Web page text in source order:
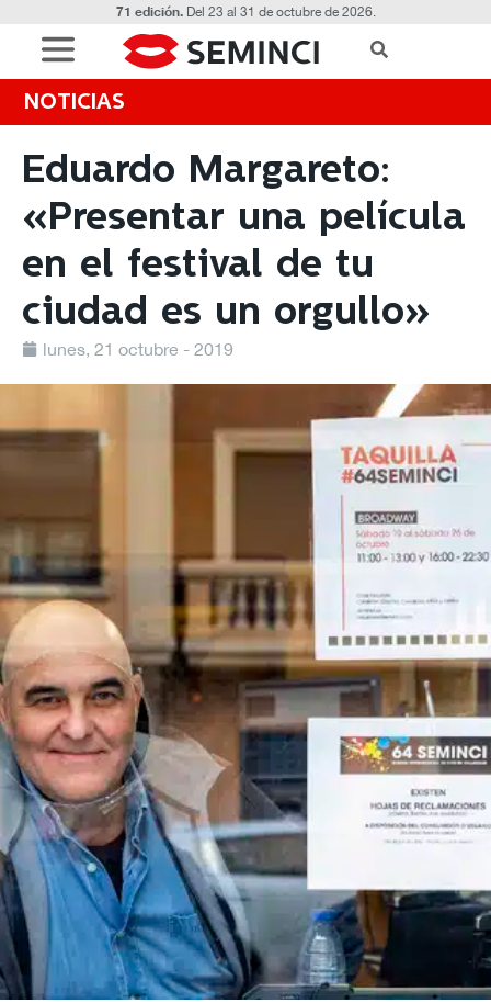
71 edición.Del 23 al 31 de octubre de 2026.
NOTICIAS
Eduardo Margareto:
«Presentar una película
en el festival de tu
ciudad es un orgullo»
lunes, 21 octubre - 2019